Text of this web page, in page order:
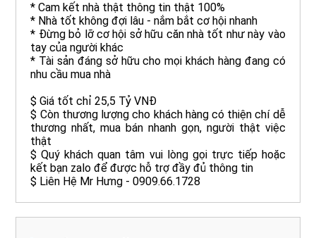
* Cam kết nhà thật thông tin thật 100%
* Nhà tốt không đợi lâu - nắm bắt cơ hội nhanh
* Đừng bỏ lỡ cơ hội sở hữu căn nhà tốt như này vào
tay của người khác
* Tài sản đáng sở hữu cho mọi khách hàng đang có
nhu cầu mua nhà
$ Giá tốt chỉ 25,5 Tỷ VNĐ
$ Còn thương lượng cho khách hàng có thiện chí dễ
thương nhất, mua bán nhanh gọn, người thật việc
thật
$ Quý khách quan tâm vui lòng gọi trực tiếp hoặc
kết bạn zalo để được hỗ trợ đầy đủ thông tin
$ Liên Hệ Mr Hưng - 0909.66.1728